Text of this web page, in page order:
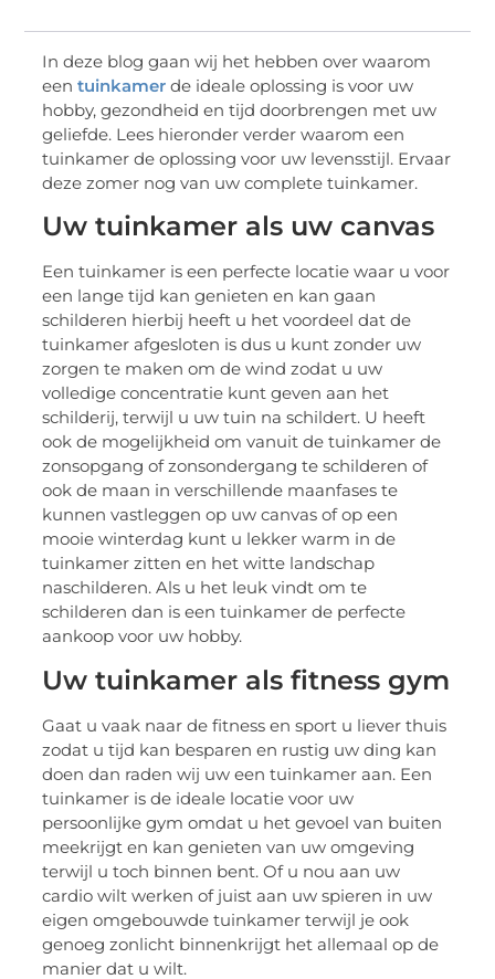
In deze blog gaan wij het hebben over waarom
eentuinkamerde ideale oplossing is voor uw
hobby, gezondheid en tijd doorbrengen met uw
geliefde. Lees hieronder verder waarom een
tuinkamer de oplossing voor uw levensstijl. Ervaar
deze zomer nog van uw complete tuinkamer.
Uw tuinkamer als uw canvas
Een tuinkamer is een perfecte locatie waar u voor
een lange tijd kan genieten en kan gaan
schilderen hierbij heeft u het voordeel dat de
tuinkamer afgesloten is dus u kunt zonder uw
zorgen te maken om de wind zodat u uw
volledige concentratie kunt geven aan het
schilderij, terwijl u uw tuin na schildert. U heeft
ook de mogelijkheid om vanuit de tuinkamer de
zonsopgang of zonsondergang te schilderen of
ook de maan in verschillende maanfases te
kunnen vastleggen op uw canvas of op een
mooie winterdag kunt u lekker warm in de
tuinkamer zitten en het witte landschap
naschilderen. Als u het leuk vindt om te
schilderen dan is een tuinkamer de perfecte
aankoop voor uw hobby.
Uw tuinkamer als fitness gym
Gaat u vaak naar de fitness en sport u liever thuis
zodat u tijd kan besparen en rustig uw ding kan
doen dan raden wij uw een tuinkamer aan. Een
tuinkamer is de ideale locatie voor uw
persoonlijke gym omdat u het gevoel van buiten
meekrijgt en kan genieten van uw omgeving
terwijl u toch binnen bent. Of u nou aan uw
cardio wilt werken of juist aan uw spieren in uw
eigen omgebouwde tuinkamer terwijl je ook
genoeg zonlicht binnenkrijgt het allemaal op de
manier dat u wilt.